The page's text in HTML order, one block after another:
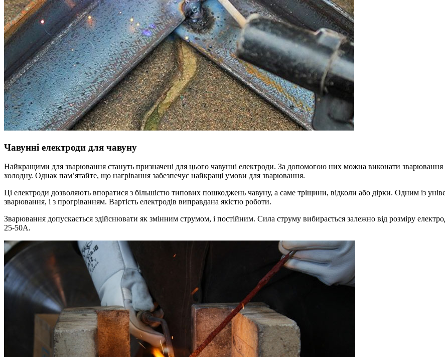
Чавунні електроди для чавуну
Найкращими для зварювання стануть призначені для цього чавунні електроди. За допомогою них можна виконати зварювання
холодну. Однак пам’ятайте, що нагрівання забезпечує найкращі умови для зварювання.
Ці електроди дозволяють впоратися з більшістю типових пошкоджень чавуну, а саме тріщини, відколи або дірки. Одним із
зварювання, і з прогріванням. Вартість електродів виправдана якістю роботи.
Зварювання допускається здійснювати як змінним струмом, і постійним. Сила струму вибирається залежно від розміру
25-50А.